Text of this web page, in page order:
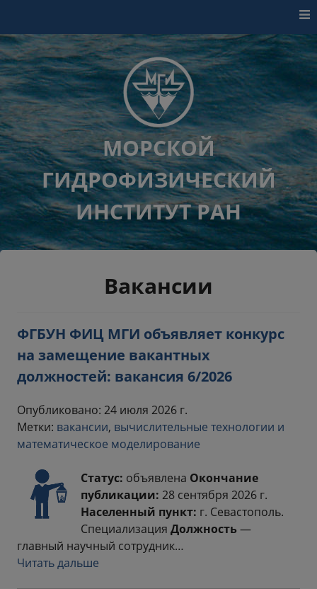
МОРСКОЙ
ГИДРОФИЗИЧЕСКИЙ
ИНСТИТУТ РАН
Вакансии
ФГБУН ФИЦ МГИ объявляет конкурс
на замещение вакантных
должностей: вакансия 6/2026
Опубликовано: 24 июля 2026 г.
Метки: вакансии, вычислительные технологии и
математическое моделирование
Статус: объявлена Окончание
публикации: 28 сентября 2026 г.
Населенный пункт: г. Севастополь.
Специализация Должность —
главный научный сотрудник…
Читать дальше